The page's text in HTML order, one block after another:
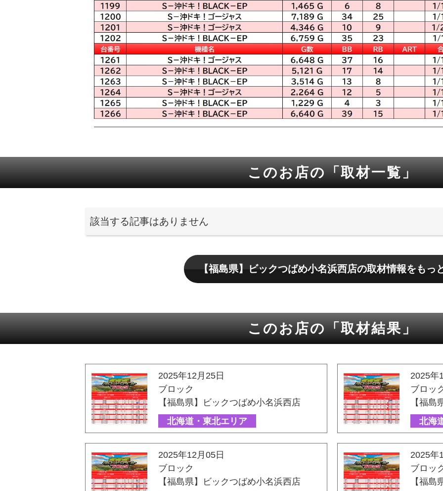
このお店の「取材一覧」
該当する記事はありません
【福島県】ビックつばめ小名浜西店の取材情報をもっ
このお店の「取材結果」
2025年12月25日
ブロック
【福島県】ビックつばめ小名浜西店
北海道・東北エリア
2025年
ブロッ
【福
北海
2025年12月05日
ブロック
【福島県】ビックつばめ小名浜西店
2025年
ブロッ
【福